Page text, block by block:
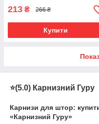
213 ₴ 266 ₴
Купити
⭐️(5.0) Карнизний Гуру
Карнизи для штор:
«Карнизний Гуру»